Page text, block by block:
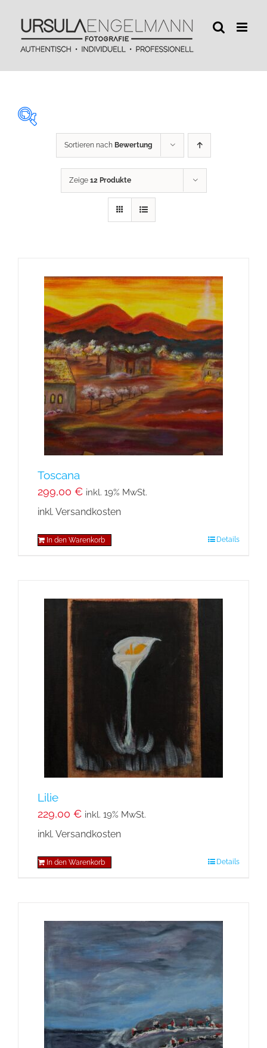
Inhalt
springen
240
Sortieren nach Bewertung
Zeige 12 Produkte
Toscana
299,00 € inkl. 19% MwSt.
inkl. Versandkosten
In den Warenkorb Details
Lilie
229,00 € inkl. 19% MwSt.
inkl. Versandkosten
In den Warenkorb Details